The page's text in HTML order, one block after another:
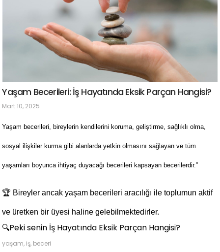
Yaşam Becerileri: İş Hayatında Eksik Parçan Hangisi?
Mart 10, 2025
Yaşam becerileri, bireylerin kendilerini koruma, geliştirme, sağlıklı olma,
sosyal ilişkiler kurma gibi alanlarda yetkin olmasını sağlayan ve tüm
yaşamları boyunca ihtiyaç duyacağı becerileri kapsayan becerilerdir.”
🏆 Bireyler ancak yaşam becerileri aracılığı ile toplumun aktif
ve üretken bir üyesi haline gelebilmektedirler.
🔍Peki senin İş Hayatında Eksik Parçan Hangisi?
yaşam, iş, beceri